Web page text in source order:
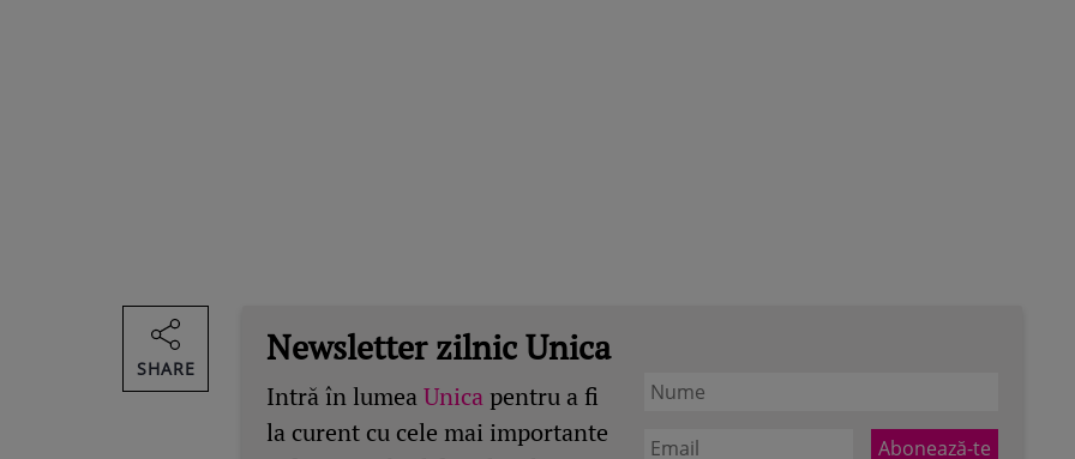
Newsletter zilnic Unica
Intră în lumeaUnica pentru a fi
la curent cu cele mai importante
SHARE